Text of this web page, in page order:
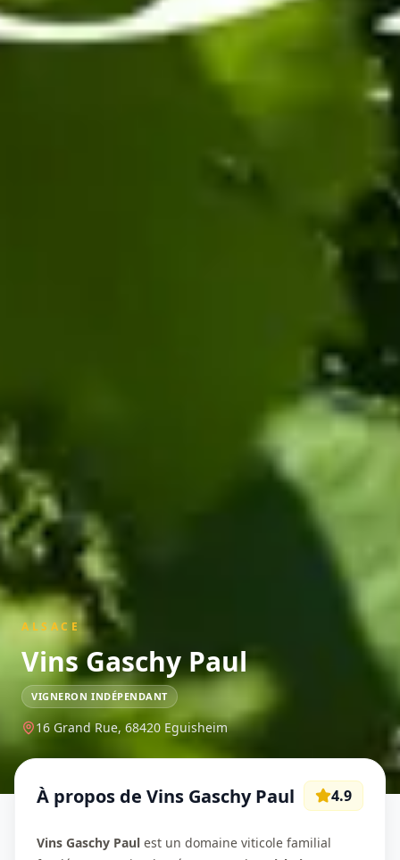
ALSACE
Vins Gaschy Paul
VIGNERON INDÉPENDANT
16 Grand Rue, 68420 Eguisheim
À propos de Vins Gaschy Paul 4.9
Vins Gaschy Paul est un domaine viticole familial